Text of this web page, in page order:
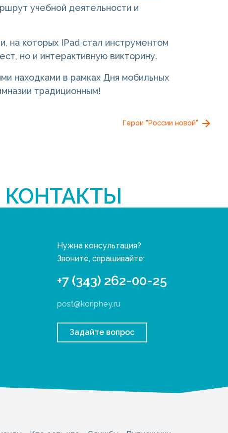
учебной деятельности и
на которых IPad стал инструментом
но и интерактивную викторину.
находками в рамках Дня мобильных
традиционным!
Герои "России новой"
КОНТАКТЫ
Нужна консультация?
Звоните, спрашивайте:
+7 (343) 262-00-25
post@koriphey.ru
Задайте вопрос